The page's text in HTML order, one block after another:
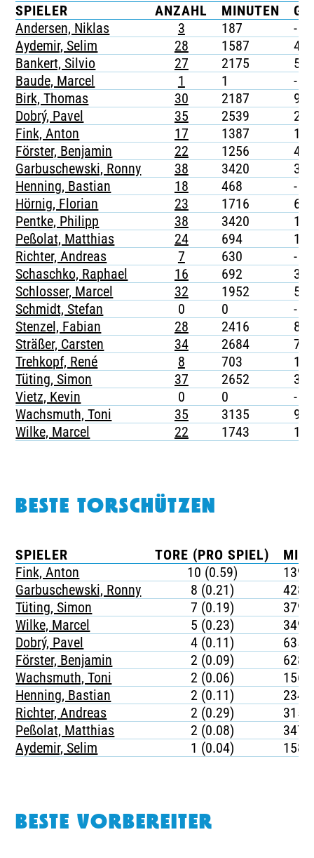
TICKETING
SPIELER
ANZAHL MINUTEN
G
Andersen, Niklas
3 187
-
Aydemir, Selim
28 1587
4
Bankert, Silvio
27 2175
5
Baude, Marcel
1 1
-
Birk, Thomas
30 2187
9
Dobrý, Pavel
35 2539
2
Fink, Anton
17 1387
1
Förster, Benjamin
22 1256
4
Garbuschewski, Ronny
38 3420
3
Henning, Bastian
18 468
-
Hörnig, Florian
23 1716
6
Pentke, Philipp
38 3420
1
Peßolat, Matthias
24 694
1
Richter, Andreas
7 630
-
Schaschko, Raphael
16 692
3
Schlosser, Marcel
32 1952
5
Schmidt, Stefan
0 0
-
Stenzel, Fabian
28 2416
8
Sträßer, Carsten
34 2684
7
Trehkopf, René
8 703
1
Tüting, Simon
37 2652
3
Vietz, Kevin
0 0
-
Wachsmuth, Toni
35 3135
9
Wilke, Marcel
22 1743 1
BESTE TORSCHÜTZEN
SPIELER TORE (PRO SPIEL)
Fink, Anton
10 (0.59)
139
Garbuschewski, Ronny
8 (0.21)
428
Tüting, Simon
7 (0.19)
379
Wilke, Marcel
5 (0.23)
349
Dobrý, Pavel
4 (0.11)
635
Förster, Benjamin
2 (0.09)
628
Wachsmuth, Toni
2 (0.06)
1568
Henning, Bastian
2 (0.11)
234
Richter, Andreas
2 (0.29)
315
Peßolat, Matthias
2 (0.08)
347
Aydemir, Selim
1 (0.04) 1587
BESTE VORBEREITER